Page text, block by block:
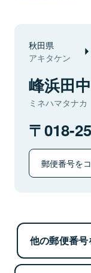
秋田県
アキタケン
峰浜田中
ミネハマタナカ
018-
郵便番号を
他の郵便番